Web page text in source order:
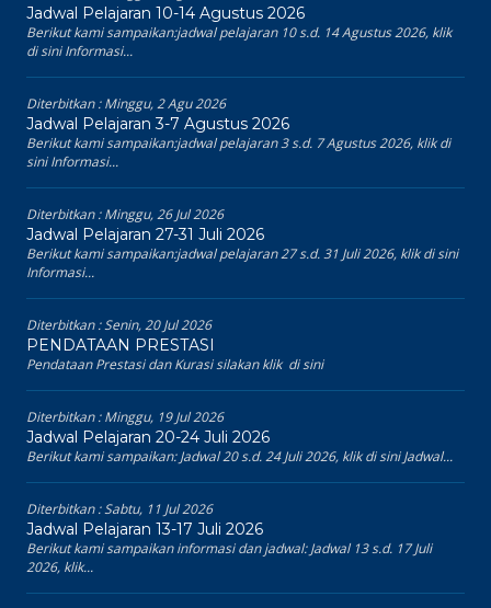
Jadwal Pelajaran 10-14 Agustus 2026
Berikut kami sampaikan:jadwal pelajaran 10 s.d. 14 Agustus 2026, klik
di sini Informasi...
Diterbitkan :Minggu, 2 Agu 2026
Jadwal Pelajaran 3-7 Agustus 2026
Berikut kami sampaikan:jadwal pelajaran 3 s.d. 7 Agustus 2026, klik di
sini Informasi...
Diterbitkan :Minggu, 26 Jul 2026
Jadwal Pelajaran 27-31 Juli 2026
Berikut kami sampaikan:jadwal pelajaran 27 s.d. 31 Juli 2026, klik di sini
Informasi...
Diterbitkan :Senin, 20 Jul 2026
PENDATAAN PRESTASI
Pendataan Prestasi dan Kurasi silakan klik di sini
Diterbitkan :Minggu, 19 Jul 2026
Jadwal Pelajaran 20-24 Juli 2026
Berikut kami sampaikan: Jadwal 20 s.d. 24 Juli 2026, klik di sini Jadwal...
Diterbitkan :Sabtu, 11 Jul 2026
Jadwal Pelajaran 13-17 Juli 2026
Berikut kami sampaikan informasi dan jadwal: Jadwal 13 s.d. 17 Juli
2026, klik...